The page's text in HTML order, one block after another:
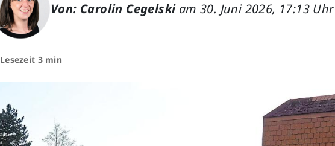
Von: Carolin Cegelski am 30. Juni 2026, 17:13 Uhr
Lesezeit 3 min